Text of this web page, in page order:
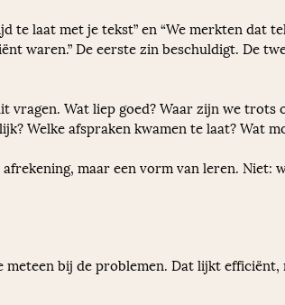
te laat met je tekst” en “We merkten dat
waren.” De eerste zin beschuldigt. De
vragen. Wat liep goed? Waar zijn we
Welke afspraken kwamen te laat? Wat
maar een vorm van leren. Niet:
meteen bij de problemen. Dat lijkt